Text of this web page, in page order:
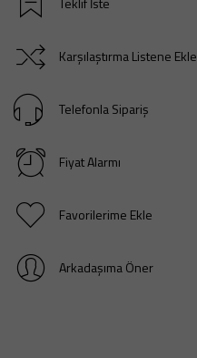
Karşılaştırma Listene Ekle
Telefonla Sipariş
Fiyat Alarmı
Favorilerime Ekle
Arkadaşıma Öner